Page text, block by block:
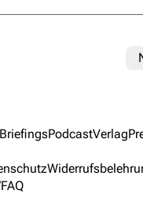
BriefingsPodcastVerlag